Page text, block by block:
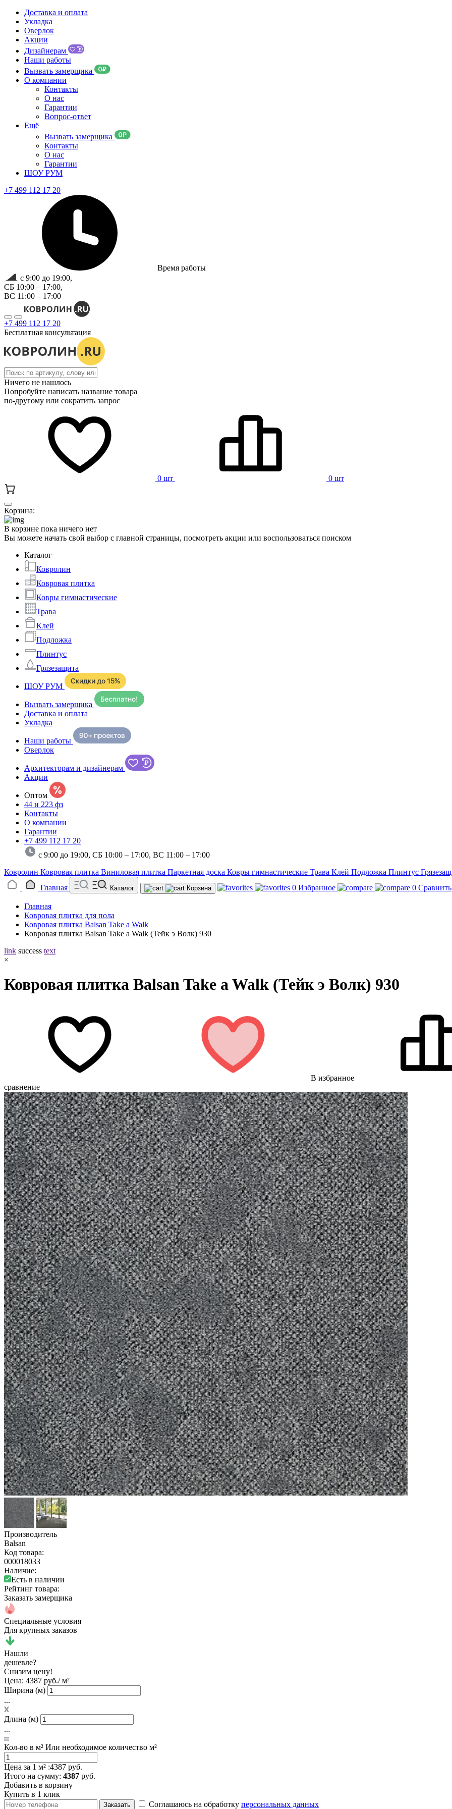
Доставка и оплата
Укладка
Оверлок
Акции
Дизайнерам
Наши работы
Вызвать замерщика
О компании
Контакты
О нас
Гарантии
Вопрос-ответ
Ещё
Вызвать замерщика
Контакты
О нас
Гарантии
ШОУ РУМ
+7 499 112 17 20
Время работы
с 9:00 до 19:00,
СБ 10:00 – 17:00,
ВС 11:00 – 17:00
+7 499 112 17 20
Бесплатная консультация
Ничего не нашлось
Попробуйте написать название товара
по-другому или сократить запрос
0 шт 0 шт
Корзина:
В корзине пока ничего нет
Вы можете начать свой выбор с главной страницы, посмотреть акции или воспользоваться поиском
Каталог
Ковролин
Ковровая плитка
Ковры гимнастические
Трава
Клей
Подложка
Плинтус
Грязезащита
ШОУ РУМ
Вызвать замерщика
Доставка и оплата
Укладка
Наши работы
Оверлок
Архитекторам и дизайнерам
Акции
Оптом
44 и 223 фз
Контакты
О компании
Гарантии
+7 499 112 17 20
с 9:00 до 19:00, СБ 10:00 – 17:00, ВС 11:00 – 17:00
Ковролин Ковровая плитка Виниловая плитка Паркетная доска Ковры гимнастические Трава Клей Подложка Плинтус
Главная
Каталог Корзина 0 Избранное 0 Сравнить
Главная
Ковровая плитка для пола
Ковровая плитка Balsan Take a Walk
Ковровая плитка Balsan Take a Walk (Тейк э Волк) 930
link success text
×
Ковровая плитка Balsan Take a Walk (Тейк э Волк) 930
В избранное
сравнение
Производитель
Balsan
Код товара:
000018033
Наличие:
Есть в наличии
Рейтинг товара:
Заказать замерщика
Специальные условия
Для крупных заказов
Нашли
дешевле?
Снизим цену!
Цена: 4387 руб./ м²
Ширина (м)
...
Длина (м)
...
Кол-во в м² Или необходимое количество м²
Цена за 1 м² :4387 руб.
Итого на сумму: 4387 руб.
Добавить в корзину
Купить в 1 клик
Заказать Соглашаюсь на обработку персональных данных